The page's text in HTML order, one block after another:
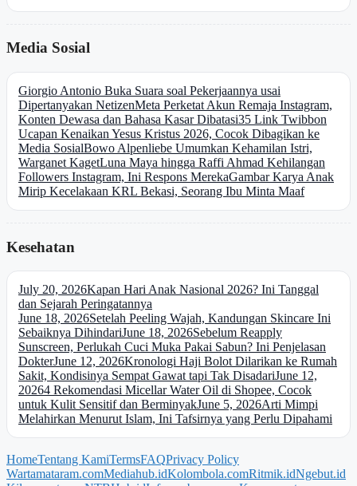
Media Sosial
Giorgio Antonio Buka Suara soal Pekerjaannya usai
Dipertanyakan NetizenMeta Perketat Akun Remaja Instagram,
Konten Dewasa dan Bahasa Kasar Dibatasi35 Link Twibbon
Ucapan Kenaikan Yesus Kristus 2026, Cocok Dibagikan ke
Media SosialBowo Alpenliebe Umumkan Kehamilan Istri,
Warganet KagetLuna Maya hingga Raffi Ahmad Kehilangan
Followers Instagram, Ini Respons MerekaGambar Karya Anak
Mirip Kecelakaan KRL Bekasi, Seorang Ibu Minta Maaf
Kesehatan
July 20, 2026Kapan Hari Anak Nasional 2026? Ini Tanggal
dan Sejarah Peringatannya
June 18, 2026Setelah Peeling Wajah, Kandungan Skincare Ini
Sebaiknya DihindariJune 18, 2026Sebelum Reapply
Sunscreen, Perlukah Cuci Muka Pakai Sabun? Ini Penjelasan
DokterJune 12, 2026Kronologi Haji Bolot Dilarikan ke Rumah
Sakit, Kondisinya Sempat Gawat tapi Tak DisadariJune 12,
20264 Rekomendasi Micellar Water Oil di Shopee, Cocok
untuk Kulit Sensitif dan BerminyakJune 5, 2026Arti Mimpi
Melahirkan Menurut Islam, Ini Tafsirnya yang Perlu Dipahami
HomeTentang KamiTermsFAQPrivacy Policy
Wartamataram.comMediahub.idKolombola.comRitmik.idNgebut.id